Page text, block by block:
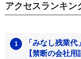
アクセスランキン
「みなし残業
【禁断の会社用